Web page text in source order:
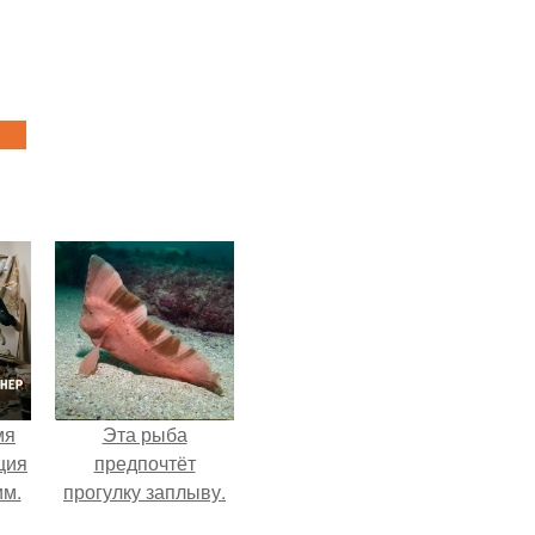
Эта рыба
предпочтёт
прогулку заплыву.